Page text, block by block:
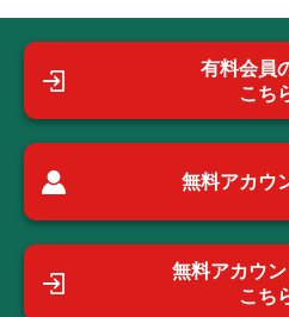
有料会員
こち
無料アカウ
無料アカウ
こち